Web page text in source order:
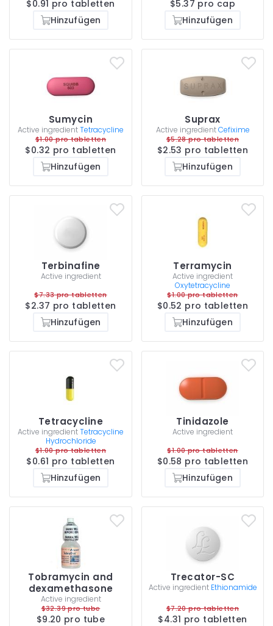
$0.91 pro tabletten
Hinzufügen
$5.37 pro cap
Hinzufügen
Sumycin
Active ingredientTetracycline
$1.00 pro tabletten
$0.32 pro tabletten
Hinzufügen
Suprax
Active ingredient Cefixime
$5.28 pro tabletten
$2.53 pro tabletten
Hinzufügen
Terbinafine
Active ingredient
$7.33 pro tabletten
$2.37 pro tabletten
Hinzufügen
Terramycin
Active ingredient
Oxytetracycline
$1.00 pro tabletten
$0.52 pro tabletten
Hinzufügen
Tetracycline
Active ingredientTetracycline
Hydrochloride
$1.00 pro tabletten
$0.61 pro tabletten
Hinzufügen
Tinidazole
Active ingredient
$1.00 pro tabletten
$0.58 pro tabletten
Hinzufügen
Tobramycin and
dexamethasone
Active ingredient
$32.39 pro tube
$9.20 pro tube
Trecator-SC
Active ingredient Ethionamide
$7.20 pro tabletten
$4.31 pro tabletten